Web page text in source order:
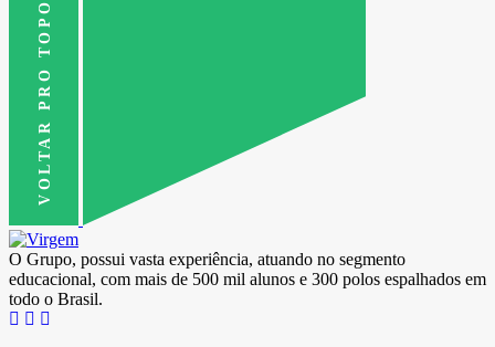
VOLTAR PRO TOPO
O Grupo, possui vasta experiência, atuando no segmento
educacional, com mais de 500 mil alunos e 300 polos espalhados em
todo o Brasil.